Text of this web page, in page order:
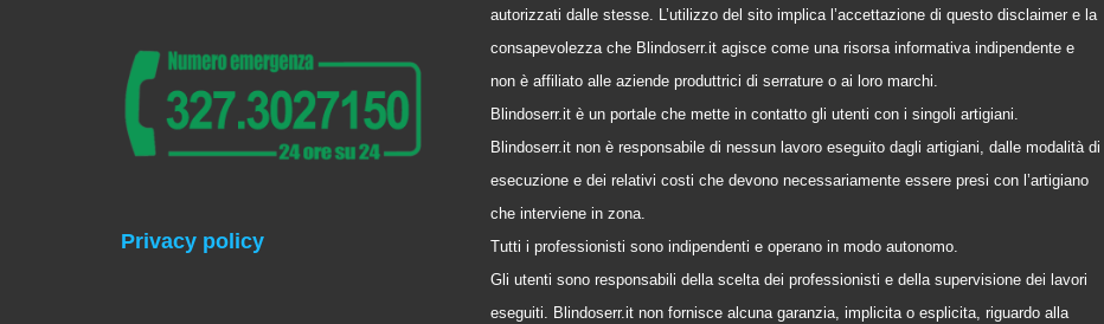
Privacy policy
autorizzati dalle stesse. L’utilizzo del sito implica l’accettazione di questo disclaimer e la
consapevolezza che Blindoserr.it agisce come una risorsa informativa indipendente e
non è affiliato alle aziende produttrici di serrature o ai loro marchi.
Blindoserr.it è un portale che mette in contatto gli utenti con i singoli artigiani.
Blindoserr.it non è responsabile di nessun lavoro eseguito dagli artigiani, dalle modalità di
esecuzione e dei relativi costi che devono necessariamente essere presi con l’artigiano
che interviene in zona.
Tutti i professionisti sono indipendenti e operano in modo autonomo.
Gli utenti sono responsabili della scelta dei professionisti e della supervisione dei lavori
eseguiti. Blindoserr.it non fornisce alcuna garanzia, implicita o esplicita, riguardo alla